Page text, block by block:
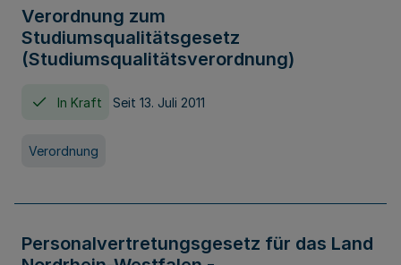
Verordnung zum
Studiumsqualitätsgesetz
(Studiumsqualitätsverordnung)
In Kraft Seit 13. Juli 2011
Verordnung
Personalvertretungsgesetz für das Land